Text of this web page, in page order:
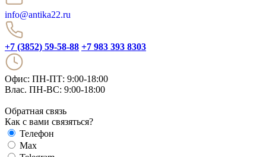
info@antika22.ru
+7 (3852) 59-58-88 +7 983 393 8303
Офис: ПН-ПТ: 9:00-18:00
Влас. ПН-ВС: 9:00-18:00
Обратная связь
Как с вами связяться?
Телефон
Max